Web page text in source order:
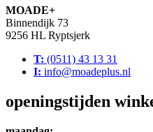
MOADE+
Binnendijk 73
9256 HL Ryptsjerk
T: (0511) 43 13 31
I: info@moadeplus.nl
openingstijden